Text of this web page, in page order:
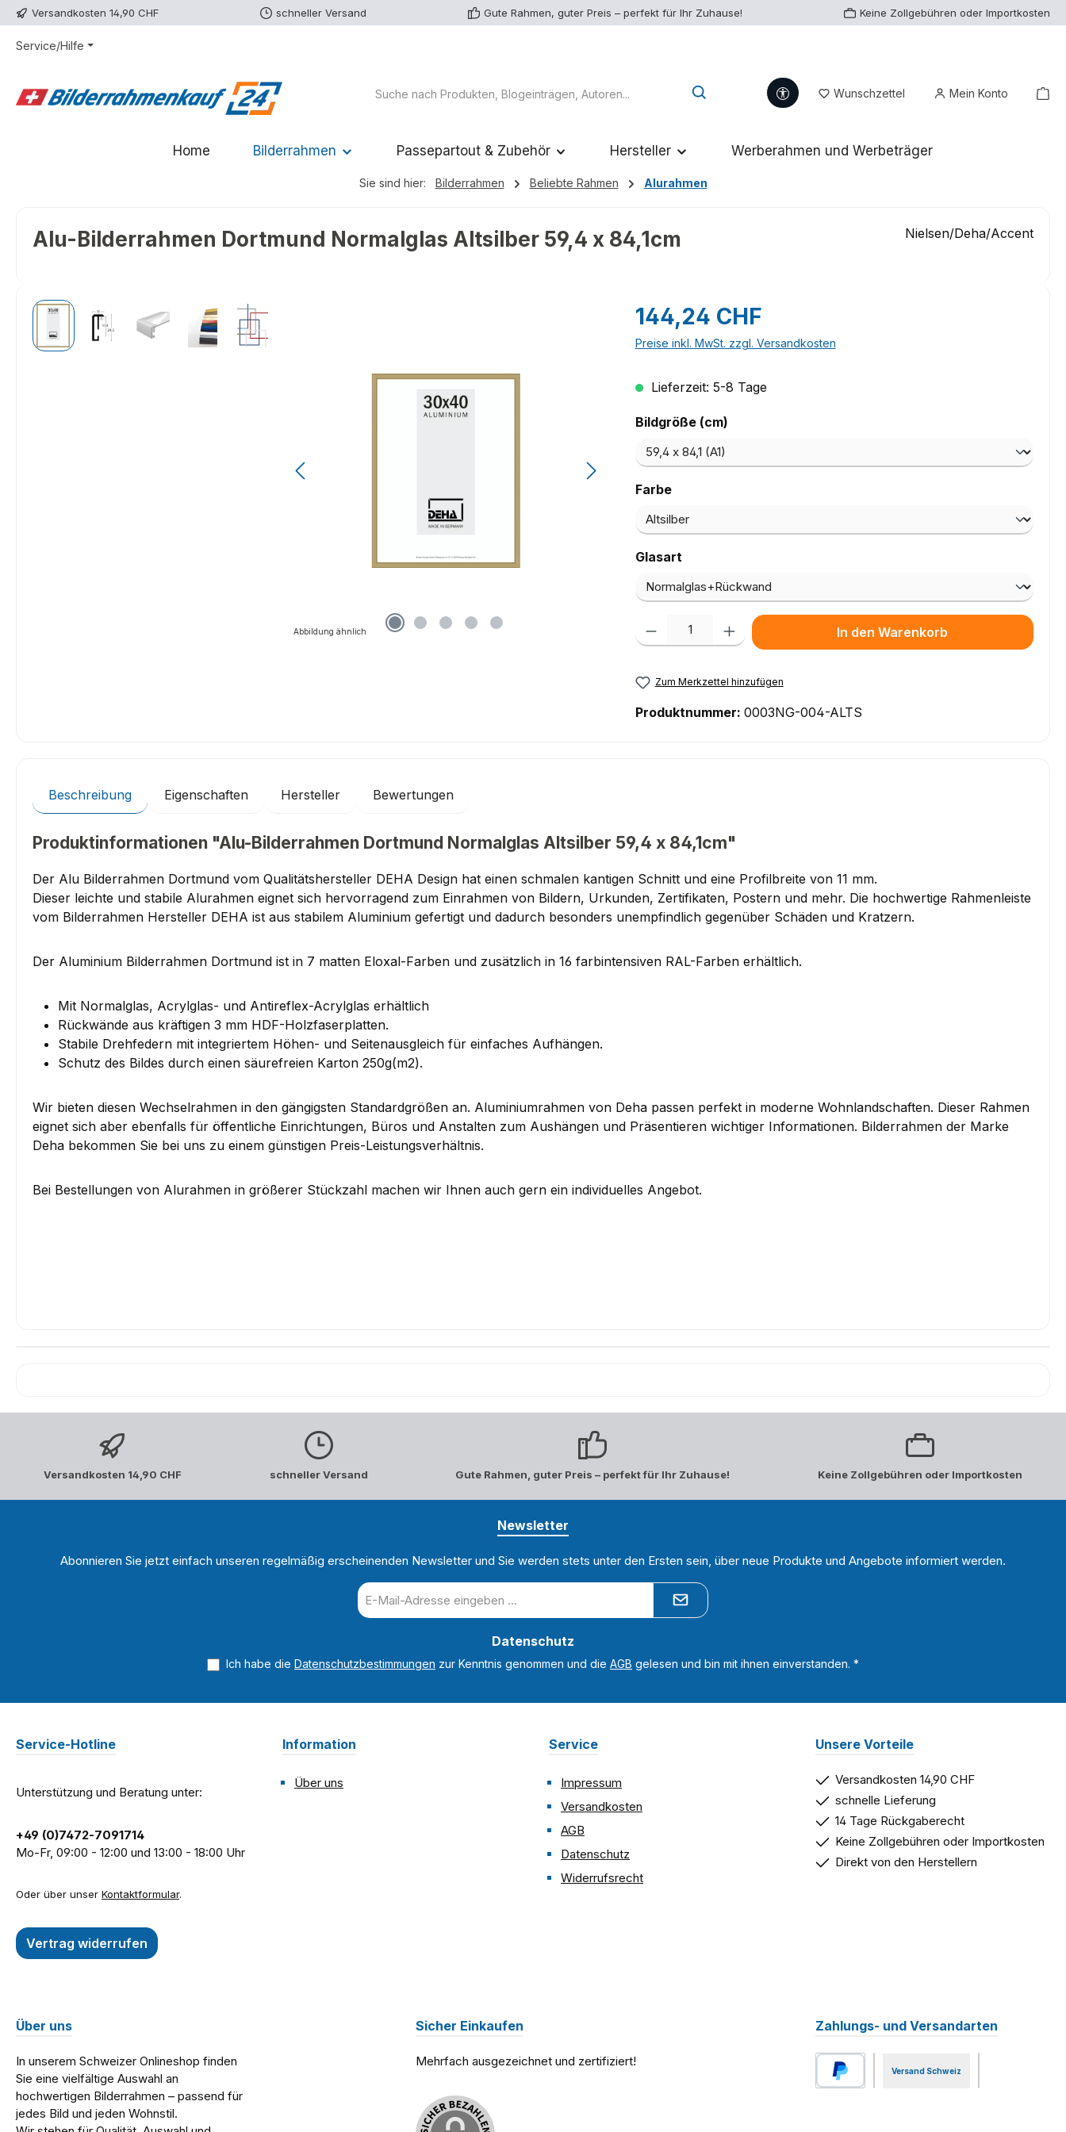
Hauptinhalt springen
Zur Suche springen
Zur Hauptnavigation springen
Versandkosten 14,90 CHF schneller Versand Gute Rahmen, guter Preis – perfekt für Ihr Zuhause! Keine Zollgebühren oder Importkosten
Service/Hilfe
Werkzeugleiste anzeigen
Wunschzettel Du hast 0 Produkte auf dem
Mein Konto
Home Bilderrahmen Passepartout & Zubehör Hersteller Werberahmen und Werbeträger
Sie sind hier: Bilderrahmen Beliebte Rahmen Alurahmen
Alu-Bilderrahmen Dortmund Normalglas Altsilber 59,4 x 84,1cm Nielsen/Deha/Accent
Abbildung ähnlich
Regulärer Preis:
144,24 CHF
Preise inkl. MwSt. zzgl. Versandkosten
Lieferzeit: 5-8 Tage
Bildgröße (cm)auswählen
Farbeauswählen
Glasartauswählen
Produkt Anzahl: Gib den gewünschten Wert ein oder benutze die Schaltflächen
In den Warenkorb
Zum Merkzettel hinzufügen
Produktnummer: 0003NG-004-ALTS
Beschreibung Eigenschaften Hersteller Bewertungen
Produktinformationen "Alu-Bilderrahmen Dortmund Normalglas Altsilber 59,4 x 84,1cm"
Der Alu Bilderrahmen Dortmund vom Qualitätshersteller DEHA Design hat einen schmalen kantigen Schnitt und eine Profilbreite von 11 mm.
Dieser leichte und stabile Alurahmen eignet sich hervorragend zum Einrahmen von Bildern, Urkunden, Zertifikaten, Postern und mehr. Die hochwertige Rahmenleiste
vom Bilderrahmen Hersteller DEHA ist aus stabilem Aluminium gefertigt und dadurch besonders unempfindlich gegenüber Schäden und Kratzern.
Der Aluminium Bilderrahmen Dortmund ist in 7 matten Eloxal-Farben und zusätzlich in 16 farbintensiven RAL-Farben erhältlich.
Mit Normalglas, Acrylglas- und Antireflex-Acrylglas erhältlich
Rückwände aus kräftigen 3 mm HDF-Holzfaserplatten.
Stabile Drehfedern mit integriertem Höhen- und Seitenausgleich für einfaches Aufhängen.
Schutz des Bildes durch einen säurefreien Karton 250g(m2).
Wir bieten diesen Wechselrahmen in den gängigsten Standardgrößen an. Aluminiumrahmen von Deha passen perfekt in moderne Wohnlandschaften. Dieser Rahmen
eignet sich aber ebenfalls für öffentliche Einrichtungen, Büros und Anstalten zum Aushängen und Präsentieren wichtiger Informationen. Bilderrahmen der Marke
Deha bekommen Sie bei uns zu einem günstigen Preis-Leistungsverhältnis.
Bei Bestellungen von Alurahmen in größerer Stückzahl machen wir Ihnen auch gern ein individuelles Angebot.
Versandkosten 14,90 CHF schneller Versand Gute Rahmen, guter Preis – perfekt für Ihr Zuhause! Keine Zollgebühren oder Importkosten
Newsletter
Abonnieren Sie jetzt einfach unseren regelmäßig erscheinenden Newsletter und Sie werden stets unter den Ersten sein, über neue Produkte und Angebote informiert werden.
E-
Mail-
Datenschutz
Ich habe die Datenschutzbestimmungen zur Kenntnis genommen und die AGB gelesen und bin mit ihnen einverstanden. *
Service-Hotline
Unterstützung und Beratung unter:
+49 (0)7472-7091714
Mo-Fr, 09:00 - 12:00 und 13:00 - 18:00 Uhr
Oder über unser Kontaktformular.
Vertrag widerrufen
Information
Über uns
Service
Impressum
Versandkosten
AGB
Datenschutz
Widerrufsrecht
Unsere Vorteile
Versandkosten 14,90 CHF
schnelle Lieferung
14 Tage Rückgaberecht
Keine Zollgebühren oder Importkosten
Direkt von den Herstellern
Über uns
In unserem Schweizer Onlineshop finden
Sie eine vielfältige Auswahl an
hochwertigen Bilderrahmen – passend für
jedes Bild und jeden Wohnstil.
Sicher Einkaufen
Mehrfach ausgezeichnet und zertifiziert!
Zahlungs- und Versandarten
Versand Schweiz